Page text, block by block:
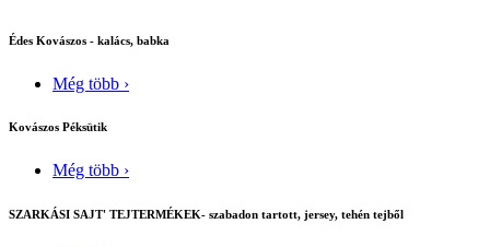
Édes Kovászos - kalács, babka
Még több ›
Kovászos Péksütik
Még több ›
SZARKÁSI SAJT' TEJTERMÉKEK- szabadon tartott, jersey, tehén tejből